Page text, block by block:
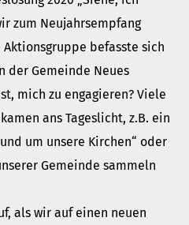
zum Neujahrsempfang
befasste sich
der Gemeinde Neues
mich zu engagieren? Viele
ans Tageslicht, z.B. ein
um unsere Kirchen“ oder
Gemeinde sammeln
als wir auf einen neuen